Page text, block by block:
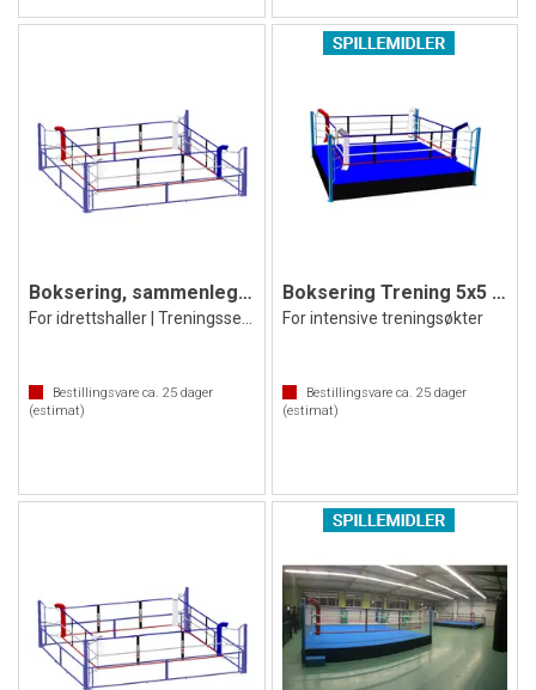
Boksering, sammenleggbar 5x5 m
Bestillingsvare ca. 25 dager
(estimat)
Boksering Trening 5x5 m
For intensive treningsøkter
Bestillingsvare ca. 25dager
(estimat)